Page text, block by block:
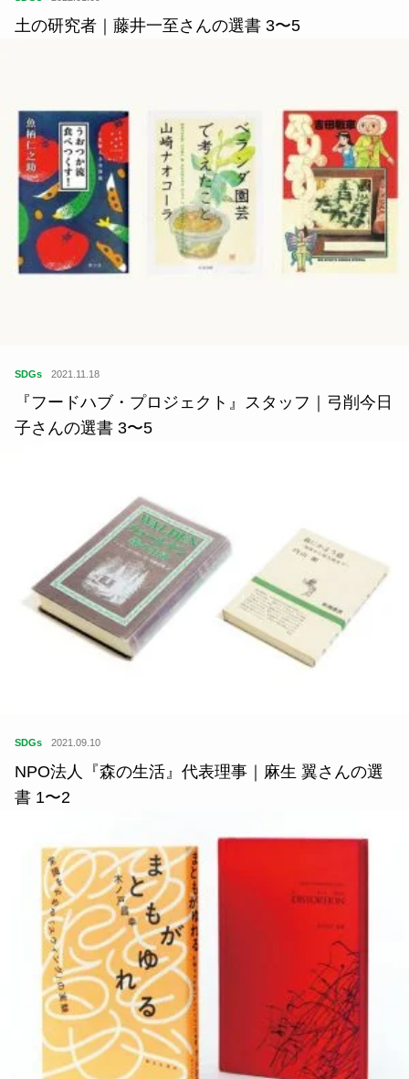
土の研究者｜藤井一至さんの選書 3〜5
SDGs 2021.11.18
『フードハブ・プロジェクト』スタッフ｜弓削今日
子さんの選書 3〜5
SDGs 2021.09.10
NPO法人『森の生活』代表理事｜麻生 翼さんの選
書 1〜2